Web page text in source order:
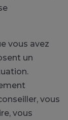
vous avez
un
vous
vous